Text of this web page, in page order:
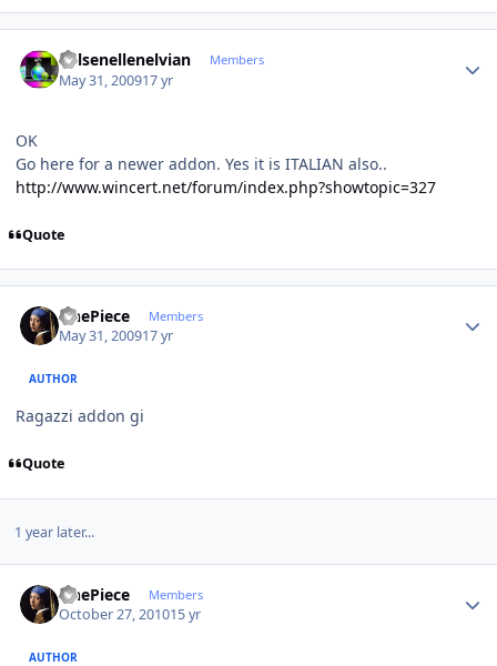
Kelsenellenelvian Members
May 31, 200917 yr
OK
Go here for a newer addon. Yes it is ITALIAN also..
http://www.wincert.net/forum/index.php?showtopic=327
Quote
OnePiece Members
May 31, 200917 yr
AUTHOR
Ragazzi addon gi
Quote
1 year later...
OnePiece Members
October 27, 201015 yr
AUTHOR